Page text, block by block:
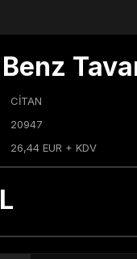
CİTAN
20947
26,44 EUR + KDV